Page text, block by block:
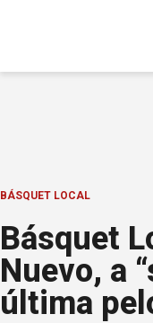
BÁSQUET LOCAL
Básquet
Nuevo, a
última